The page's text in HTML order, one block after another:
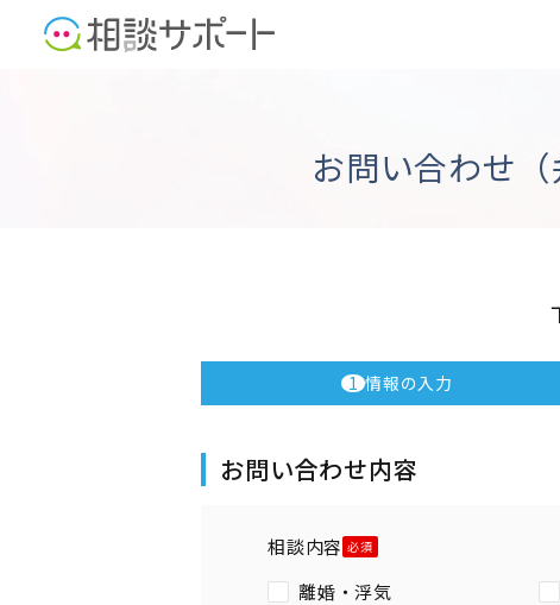
お問い合わせ
1 情報の入力
お問い合わせ内容
相談内容
離婚・浮気